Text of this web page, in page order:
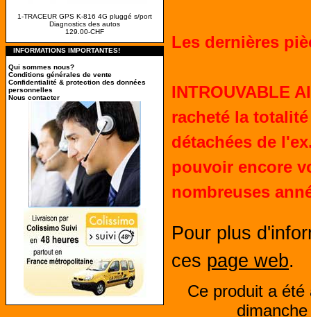
1-TRACEUR GPS K-816 4G pluggé s/port
Diagnostics des autos
129.00-CHF
INFORMATIONS IMPORTANTES!
Qui sommes nous?
Conditions générales de vente
Confidentialité & protection des données
personnelles
Nous contacter
Les dernières
INTROUVABLE
racheté la
détachées de
pouvoir encore
nombreuses
Pour plus
ces page web.
Ce produit a été